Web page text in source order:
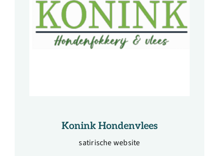
Konink Hondenvlees
satirische website